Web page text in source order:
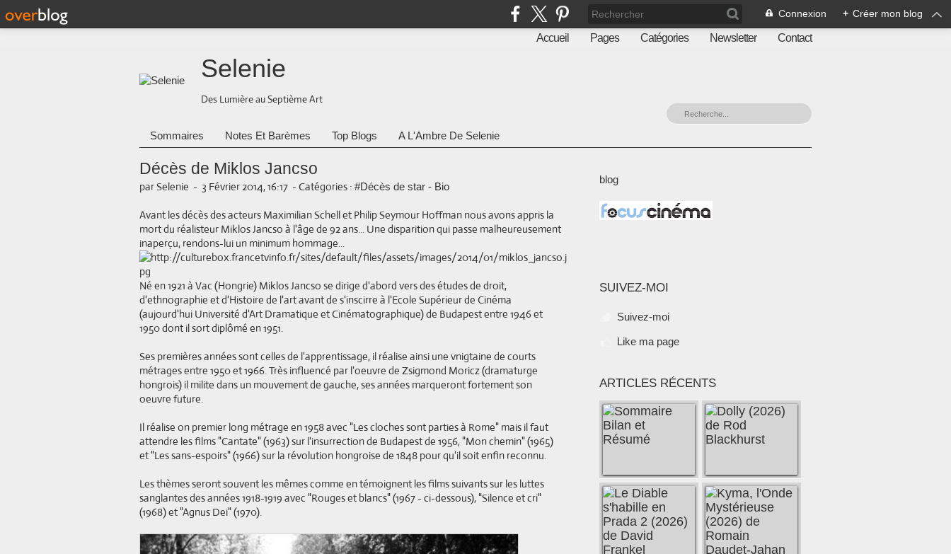
Connexion + Créer mon blog
Accueil Pages Catégories Newsletter Contact
Selenie
Des Lumière au Septième Art
Sommaires Notes Et Barèmes Top Blogs A L'Ambre De Selenie
Décès de Miklos Jancso
par Selenie - 3 Février 2014, 16:17 - Catégories : #Décès de star - Bio
Avant les décès des acteurs Maximilian Schell et Philip Seymour Hoffman nous avons appris la
mort du réalisteur Miklos Jancso à l'âge de 92 ans... Une disparition qui passe malheureusement
inaperçu, rendons-lui un minimum hommage...
Né en 1921 à Vac (Hongrie) Miklos Jancso se dirige d'abord vers des études de droit,
d'ethnographie et d'Histoire de l'art avant de s'inscirre à l'Ecole Supérieur de Cinéma
(aujourd'hui Université d'Art Dramatique et Cinématographique) de Budapest entre 1946 et
1950 dont il sort diplômé en 1951.
Ses premières années sont celles de l'apprentissage, il réalise ainsi une vnigtaine de courts
métrages entre 1950 et 1966. Très influencé par l'oeuvre de Zsigmond Moricz (dramaturge
hongrois) il milite dans un mouvement de gauche, ses années marqueront fortement son
oeuvre future.
Il réalise on premier long métrage en 1958 avec "Les cloches sont parties à Rome" mais il faut
attendre les films "Cantate" (1963) sur l'insurrection de Budapest de 1956, "Mon chemin" (1965)
et "Les sans-espoirs" (1966) sur la révolution hongroise de 1848 pour qu'il soit enfin reconnu.
Les thèmes seront souvent les mêmes comme en témoignent les films suivants sur les luttes
sanglantes des années 1918-1919 avec "Rouges et blancs" (1967 - ci-dessous), "Silence et cri"
(1968) et "Agnus Dei" (1970).
blog
SUIVEZ-MOI
Suivez-moi
Like ma page
ARTICLES RÉCENTS